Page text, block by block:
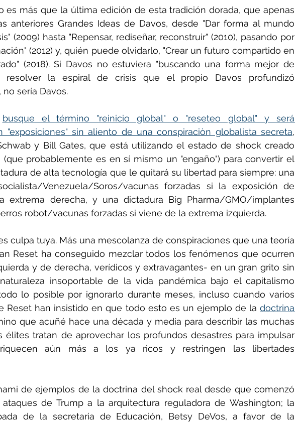
es más que la última edición de esta tradición dorada, que apenas
anteriores Grandes Ideas de Davos, desde "Dar forma al mundo
(2009) hasta "Repensar, rediseñar, reconstruir" (2010), pasando por
(2012) y, quién puede olvidarlo, "Crear un futuro compartido en
(2018). Si Davos no estuviera "buscando una forma mejor de
resolver la espiral de crisis que el propio Davos profundizó
sería Davos.
busque el término "reinicio global" o "reseteo global" y será
"exposiciones" sin aliento de una conspiraciòn globalista secreta,
y Bill Gates, que está utilizando el estado de shock creado
(que probablemente es en sí mismo un "engaño") para convertir el
de alta tecnología que le quitará su libertad para siempre: una
Venezuela/Soros/vacunas forzadas si la exposición de
extrema derecha, y una dictadura Big Pharma/GMO/implantes
robot/vacunas forzadas si viene de la extrema izquierda.
culpa tuya. Más una mescolanza de conspiraciones que una teoría
Reset ha conseguido mezclar todos los fenómenos que ocurren
y de derecha, verídicos y extravagantes- en un gran grito sin
insoportable de la vida pandémica bajo el capitalismo
lo posible por ignorarlo durante meses, incluso cuando varios
Reset han insistido en que todo esto es un ejemplo de la doctrina
que acuñé hace una década y media para describir las muchas
élites tratan de aprovechar los profundos desastres para impulsar
aún más a los ya ricos y restringen las libertades
de ejemplos de la doctrina del shock real desde que comenzó
de Trump a la arquitectura reguladora de Washington; la
de la secretaria de Educación, Betsy DeVos, a favor de la